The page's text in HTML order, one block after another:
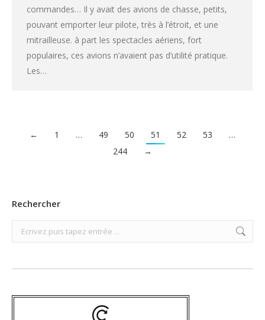
commandes… Il y avait des avions de chasse, petits,
pouvant emporter leur pilote, très à l’étroit, et une
mitrailleuse. à part les spectacles aériens, fort
populaires, ces avions n’avaient pas d’utilité pratique.
Les…
← 1 … 49 50 51 52 53
…
244
→
Rechercher
Search: